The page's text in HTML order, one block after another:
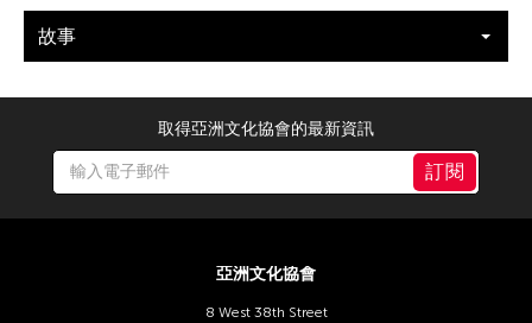
故事
取得亞洲文化協會的最新資訊
訂閱
亞洲文化協會
8 West 38th Street